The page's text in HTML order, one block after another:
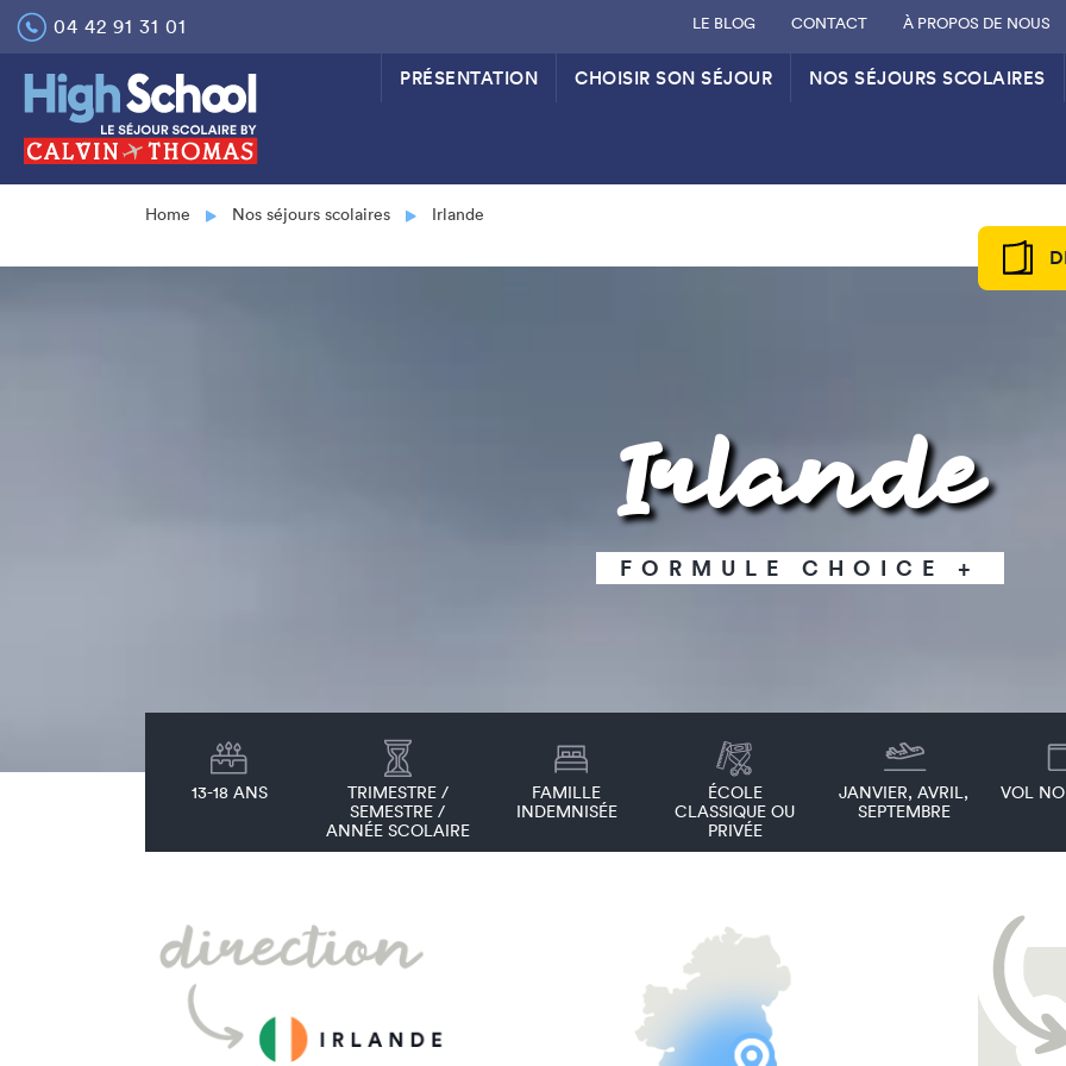
Skip
content
04 42 91 31 01 LE BLOG CONTACT À PROPOS DE NOUS
PRÉSENTATION CHOISIR SON SÉJOUR NOS SÉJOURS SCOLAIRES
Home Nos séjours scolaires Irlande
Irlande
FORMULE CHOICE +
13-18 ANS
TRIMESTRE /
SEMESTRE /
ANNÉE SCOLAIRE
FAMILLE
INDEMNISÉE
ÉCOLE
CLASSIQUE OU
PRIVÉE
JANVIER, AVRIL,
SEPTEMBRE
VOL